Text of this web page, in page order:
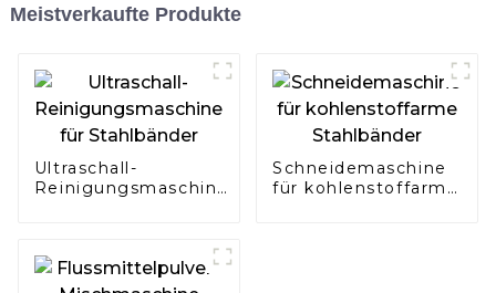
Meistverkaufte Produkte
Ultraschall-
Reinigungsmaschine
Schneidemaschine
für kohlenstoffarme